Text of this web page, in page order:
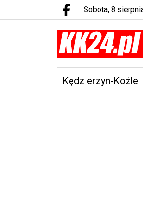
Facebook.com
sobota, 8
Kędzierzyn-Koźle